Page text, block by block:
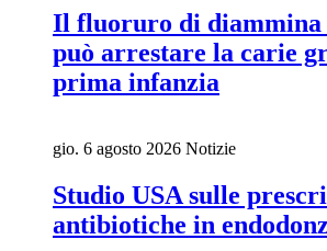
Il fluoruro di diammina
può arrestare la carie
prima infanzia
gio. 6 agosto 2026 Notizie
Studio USA sulle
antibiotiche in